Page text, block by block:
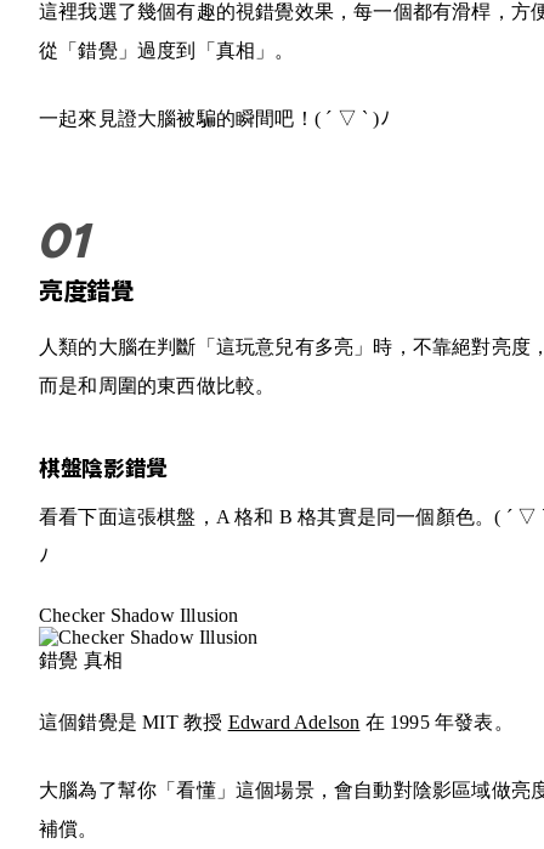
這裡我選了幾個有趣的視錯覺效果，每一個都有滑桿，方
從「錯覺」過度到「真相」。
一起來見證大腦被騙的瞬間吧！ ( ´ ▽ ` )ﾉ
亮度錯覺
人類的大腦在判斷「這玩意兒有多亮」時，不靠絕對亮度
而是和周圍的東西做比較。
棋盤陰影錯覺
看看下面這張棋盤，A 格和 B 格其實是同一個顏色。( ´ ▽
ﾉ
Checker Shadow Illusion
錯覺 真相
這個錯覺是 MIT 教授 Edward Adelson 在 1995 年發表。
大腦為了幫你「看懂」這個場景，會自動對陰影區域做亮
補償。